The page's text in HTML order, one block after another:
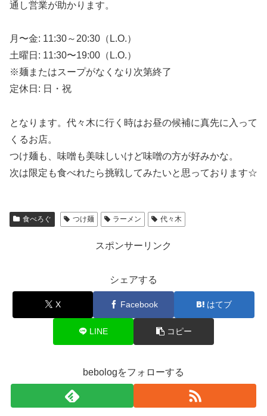
通し営業が助かります。
月〜金: 11:30～20:30（L.O.）
土曜日: 11:30〜19:00（L.O.）
※麺またはスープがなくなり次第終了
定休日: 日・祝
となります。代々木に行く時はお昼の候補に真先に入って
くるお店。
つけ麺も、味噌も美味しいけど味噌の方が好みかな。
次は限定も食べれたら挑戦してみたいと思っております☆
食べろぐ つけ麺 ラーメン 代々木
スポンサーリンク
シェアする
X Facebook はてブ
LINE コピー
bebologをフォローする